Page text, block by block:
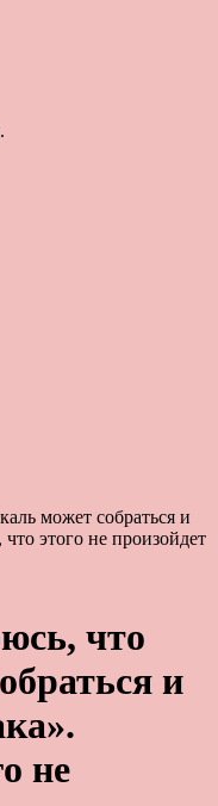
может собраться и
этого не произойдет
что
и
не